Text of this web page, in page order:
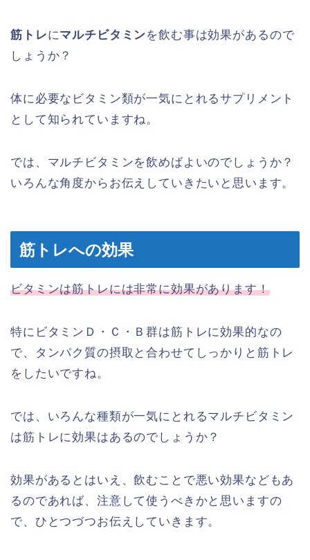
筋トレにマルチビタミンを飲む事は効果があるので
しょうか？
体に必要なビタミン類が一気にとれるサプリメント
として知られていますね。
では、マルチビタミンを飲めばよいのでしょうか？
いろんな角度からお伝えしていきたいと思います。
筋トレへの効果
ビタミンは筋トレには非常に効果があります！
特にビタミンＤ・Ｃ・Ｂ群は筋トレに効果的なの
で、タンパク質の摂取と合わせてしっかりと筋トレ
をしたいですね。
では、いろんな種類が一気にとれるマルチビタミン
は筋トレに効果はあるのでしょうか？
効果があるとはいえ、飲むことで悪い効果などもあ
るのであれば、注意して使うべきかと思いますの
で、ひとつづつお伝えしていきます。